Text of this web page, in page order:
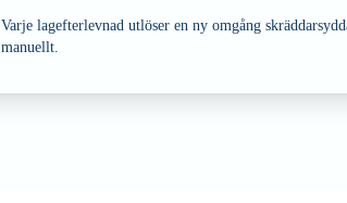
Varje lagefterlevnad utlöser en ny omgång
manuellt.